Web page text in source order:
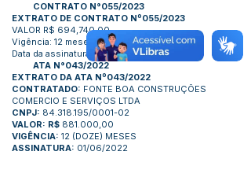
CONTRATO N°055/2023
EXTRATO DE CONTRATO Nº055/2023
VALOR R$ 694,740,00
Vigência: 12 meses
Data da assinatura: 10/04/2023
ATA N°043/2022
EXTRATO DA ATA Nº043/2022
CONTRATADO: FONTE BOA CONSTRUÇÕES
COMERCIO E SERVIÇOS LTDA
CNPJ: 84.318.195/0001-02
VALOR: R$ 881.000,00
VIGÊNCIA: 12 (DOZE) MESES
ASSINATURA: 01/06/2022